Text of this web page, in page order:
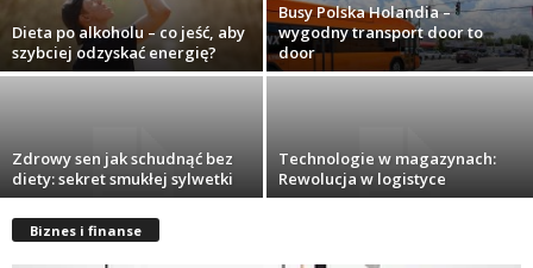
Dieta po alkoholu – co jeść, aby
szybciej odzyskać energię?
Busy Polska Holandia –
wygodny transport door to
door
Zdrowy sen jak schudnąć bez
diety: sekret smukłej sylwetki
Technologie w magazynach:
Rewolucja w logistyce
Biznes i finanse